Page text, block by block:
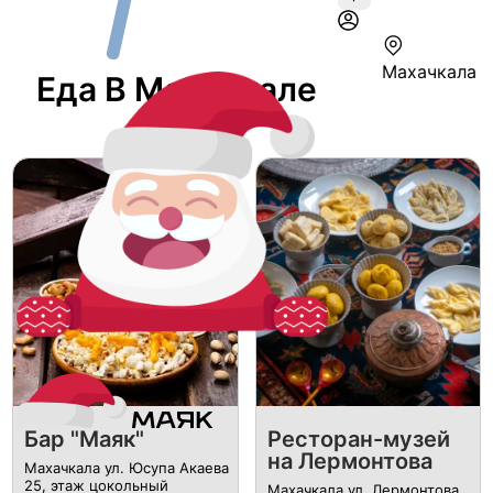
Махачкала
Еда В Махачкале
Бар "Маяк"
Махачкала ул. Юсупа Акаева
25, этаж цокольный
Ресторан-музей
на Лермонтова